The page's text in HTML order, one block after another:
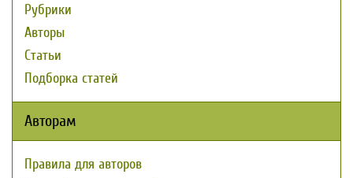
Рубрики
Авторы
Статьи
Подборка статей
Авторам
Правила для авторов